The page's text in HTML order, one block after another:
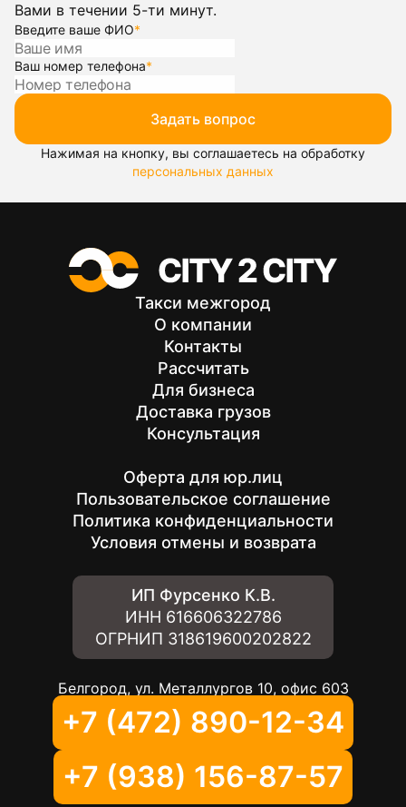
Вами в течении 5-ти минут.
Введите ваше ФИО*
Ваш номер телефона*
Задать вопрос
Нажимая на кнопку, вы соглашаетесь на обработку
персональных данных
Такси межгород
О компании
Контакты
Рассчитать
Для бизнеса
Доставка грузов
Консультация
Оферта для юр.лиц
Пользовательское соглашение
Политика конфиденциальности
Условия отмены и возврата
ИП Фурсенко К.В.
ИНН 616606322786
ОГРНИП 318619600202822
Белгород, ул. Металлургов 10, офис 603
+7 (472) 890-12-34
+7 (938) 156-87-57